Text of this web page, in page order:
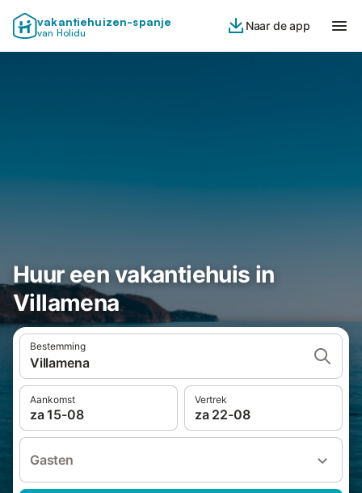
vakantiehuizen-spanje
van Holidu
Naar de app
Huur een vakantiehuis in
Villamena
Bestemming
Villamena
Aankomst
za 15-08
Vertrek
za 22-08
Gasten